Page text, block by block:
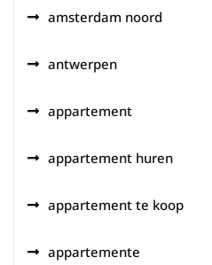
amsterdam noord
antwerpen
appartement
appartement huren
appartement te koop
appartemente